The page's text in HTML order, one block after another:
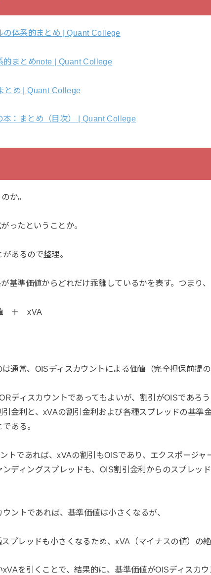
の体系的まとめ | Quant College
的まとめnote | Quant College
とめ | Quant College
本：まとめ（目次） | Quant College
か。
ったということか。
あるので整理。
基準価値からどれだけ乖離しているかを表す。つまり、
＋ xVA
通常、OISディスカウントによる価値（完全担保前提の
ディスカウントであってもよいが、割引がOISであろ
金利と、xVAの割引金利および各種スプレッドの基準
ある。
トであれば、xVAの割引もOISであり、エクスポージャ
ディングスプレッドも、OIS割引金利からのスプレッ
ントであれば、基準価値は小さくなるが、
プレッドも小さくなるため、xVA（マイナスの値）の絶
を引くことで、結果的に、基準価値がOISディスカ